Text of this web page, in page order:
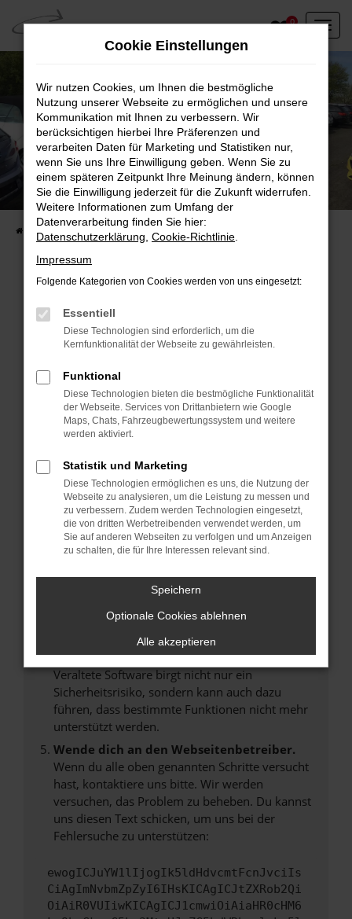
Zum
Hauptinhalt
springen
0
Unser Fahrzeugbestand vor Ort
Entdecken Sie unsere sofort verfügbaren
Fahrzeugangebote
Fehler: Network Error
Beim Laden ist ein Fehler aufgetreten.
Hier sind ein paar Tipps, die dir helfen können:
Überprüfe deine Firewall und deine
Internetverbindung.
Laden andere Webseiten, zum Beispiel deine
Suchmaschine?
Manche Erweiterungen, wie Werbeblocker,
können das Laden bestimmter Seiten
verhindern. Funktioniert die Seite in einem
anderen Browser oder in einem privaten
Fenster?
Das kann manchmal helfen, vorübergehende
Probleme zu beheben.
Stelle sicher, dass dein Browser und dein
Betriebssystem auf dem neuesten Stand
sind.
Veraltete Software birgt nicht nur ein
Sicherheitsrisiko, sondern kann auch dazu
führen, dass bestimmte Funktionen nicht mehr
unterstützt werden.
Wende dich an den Webseitenbetreiber.
Wenn du alle oben genannten Schritte versucht
hast, kontaktiere uns bitte. Wir werden
versuchen, das Problem zu beheben. Du kannst
uns diesen Text schicken, um uns bei der
Fehlersuche zu unterstützen:
ewogICJuYW1lIjogIk5ldHdvcmtFcnJvciIs
CiAgImNvbmZpZyI6IHsKICAgICJtZXRob2Qi
OiAiR0VUIiwKICAgICJ1cmwiOiAiaHR0cHM6
Cookie Einstellungen
Wir nutzen Cookies, um Ihnen die bestmögliche
Nutzung unserer Webseite zu ermöglichen und unsere
Kommunikation mit Ihnen zu verbessern. Wir
berücksichtigen hierbei Ihre Präferenzen und
verarbeiten Daten für Marketing und Statistiken nur,
wenn Sie uns Ihre Einwilligung geben. Wenn Sie zu
einem späteren Zeitpunkt Ihre Meinung ändern, können
Sie die Einwilligung jederzeit für die Zukunft widerrufen.
Weitere Informationen zum Umfang der
Datenverarbeitung finden Sie hier:
Datenschutzerklärung Cookie-Richtlinie
Impressum
Folgende Kategorien von Cookies werden von uns eingesetzt:
Essentiell
Diese Technologien sind erforderlich, um die
Kernfunktionalität der Webseite zu gewährleisten.
Funktional
Diese Technologien bieten die bestmögliche Funktionalität
der Webseite. Services von Drittanbietern wie Google
Maps, Chats, Fahrzeugbewertungssystem und weitere
werden aktiviert.
Statistik und Marketing
Diese Technologien ermöglichen es uns, die Nutzung der
Webseite zu analysieren, um die Leistung zu messen und
zu verbessern. Zudem werden Technologien eingesetzt,
die von dritten Werbetreibenden verwendet werden, um
Sie auf anderen Webseiten zu verfolgen und um Anzeigen
zu schalten, die für Ihre Interessen relevant sind.
Speichern
Optionale Cookies ablehnen
Alle akzeptieren